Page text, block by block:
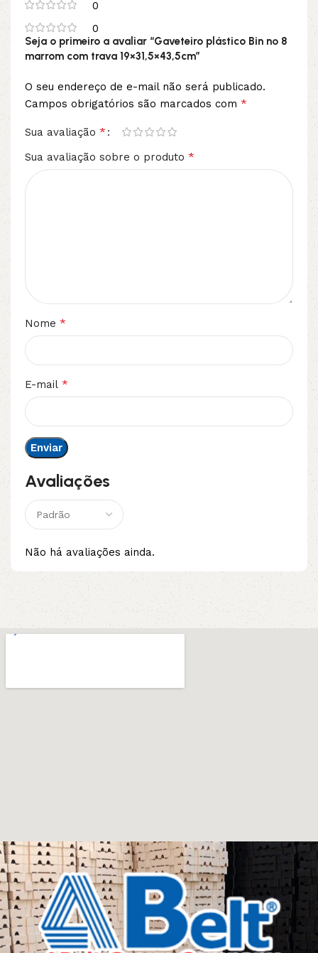
0
0
Avaliações
Não há avaliações ainda.
Seja o primeiro a avaliar “Gaveteiro plástico Bin nº 8
marrom com trava 19×31,5×43,5cm”
O seu endereço de e-mail não será publicado.
Campos obrigatórios são marcados com *
Sua avaliação *
Sua avaliação sobre o produto *
Nome *
E-mail *